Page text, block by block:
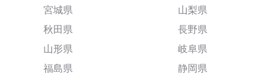
宮城県
秋田県
山形県
福島県
山梨県
長野県
岐阜県
静岡県